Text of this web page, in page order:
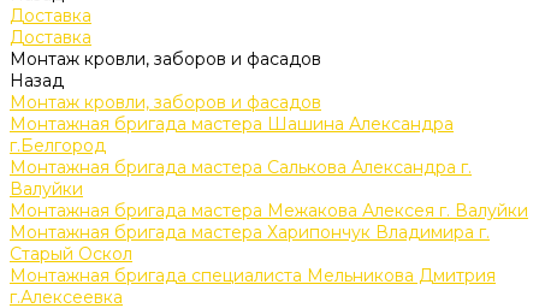
Доставка
Доставка
Монтаж кровли, заборов и фасадов
Назад
Монтаж кровли, заборов и фасадов
Монтажная бригада мастера Шашина Александра
г.Белгород
Монтажная бригада мастера Салькова Александра г.
Валуйки
Монтажная бригада мастера Межакова Алексея г. Валуйки
Монтажная бригада мастера Харипончук Владимира г.
Старый Оскол
Монтажная бригада специалиста Мельникова Дмитрия
г.Алексеевка